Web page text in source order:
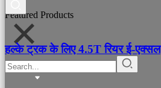
Featured Products
हल्के ट्रक के लिए 4.5T रियर ई-एक्सल